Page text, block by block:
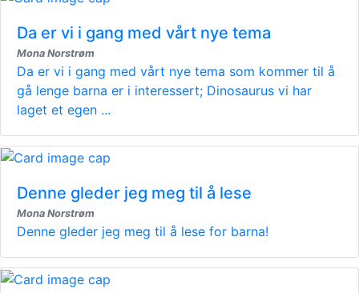
Da er vi i gang med vårt nye tema
Mona Norstrøm
Da er vi i gang med vårt nye tema som kommer til å
gå lenge barna er i interessert; Dinosaurus vi har
laget et egen ...
Denne gleder jeg meg til å lese
Mona Norstrøm
Denne gleder jeg meg til å lese for barna!